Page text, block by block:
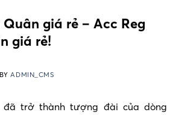
giá rẻ – Acc Reg
giá rẻ!
BYADMIN_CMS
đã trở thành tượng đài của dòng